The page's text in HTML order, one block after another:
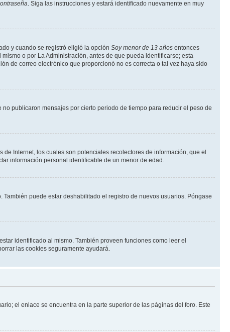
. Siga las instrucciones y estará identificado nuevamente en muy
y cuando se registró eligió la opción Soy menor de 13 años entonces
o por La Administración, antes de que pueda identificarse; esta
de correo electrónico que proporcionó no es correcta o tal vez haya sido
publicaron mensajes por cierto periodo de tiempo para reducir el peso de
Internet, los cuales son potenciales recolectores de información, que el
información personal identificable de un menor de edad.
puede estar deshabilitado el registro de nuevos usuarios. Póngase
identificado al mismo. También proveen funciones como leer el
las cookies seguramente ayudará.
el enlace se encuentra en la parte superior de las páginas del foro. Este